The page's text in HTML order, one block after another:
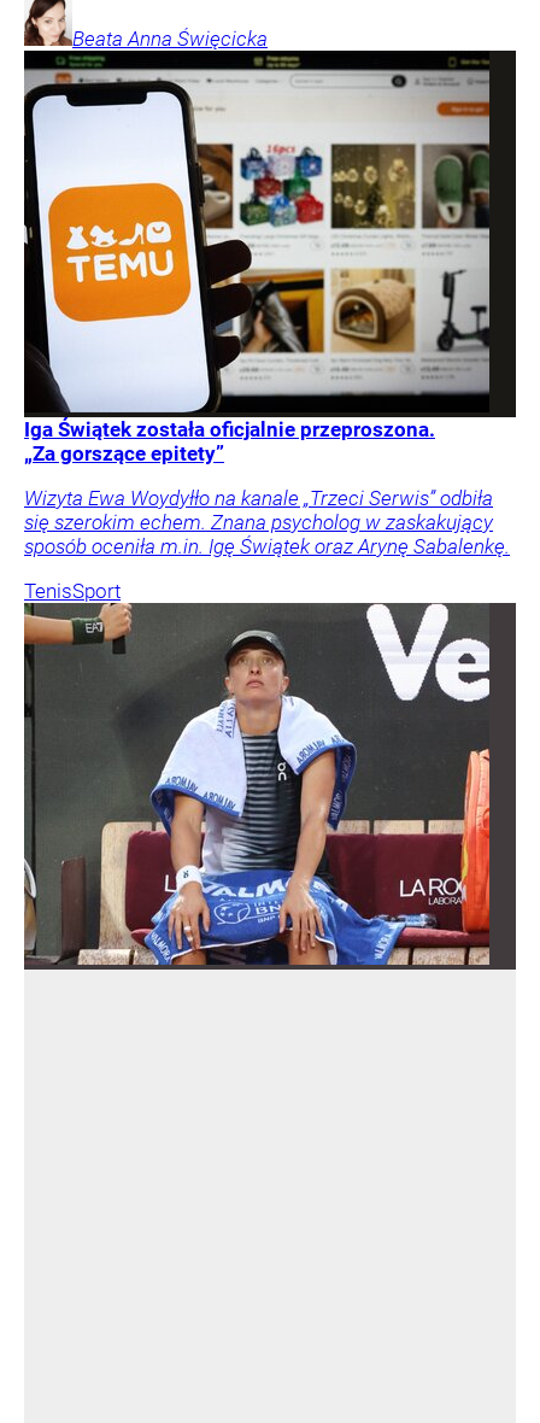
Beata Anna Święcicka
Iga Świątek została oficjalnie przeproszona.
„Za gorszące epitety”
Wizyta Ewa Woydyłło na kanale „Trzeci Serwis” odbiła
się szerokim echem. Znana psycholog w zaskakujący
sposób oceniła m.in. Igę Świątek oraz Arynę Sabalenkę.
TenisSport